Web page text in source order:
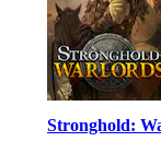
Stronghold: